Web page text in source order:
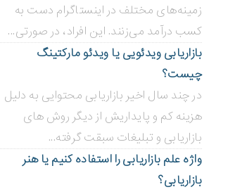
زمینه‌های مختلف در اینستاگرام دست به
کسب درآمد می‌زنند. این افراد، در صورتی...
بازاریابی ویدئویی ‌یا ویدئو مارکتینگ
چیست؟
در چند سال اخیر بازاریابی محتوایی به دلیل
هزینه کم و پایداریش از دیگر روش های
بازاریابی و تبلیغات سبقت گرفته...
واژه علم بازاریابی را استفاده کنیم یا هنر
بازاریابی؟